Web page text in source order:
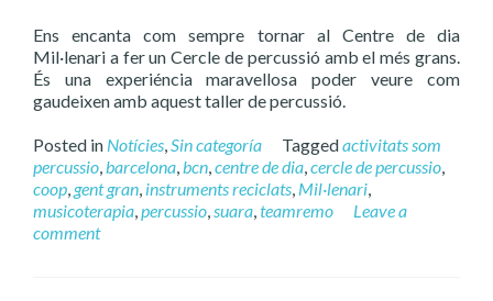
Ens encanta com sempre tornar al Centre de dia
Mil·lenari a fer un Cercle de percussió amb el més grans.
És una experiéncia maravellosa poder veure com
gaudeixen amb aquest taller de percussió.
Posted in Notícies,Sin categoría Taggedactivitats som
percussio,barcelona,bcn,centre de dia,cercle de percussio,
coop, gent gran, instruments reciclats, Mil·lenari,
musicoterapia,percussio,suara,teamremo
Leave a
comment